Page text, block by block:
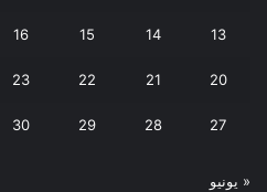
13
14
15
16
20
21
22
23
27
28
29
30
« يونيو